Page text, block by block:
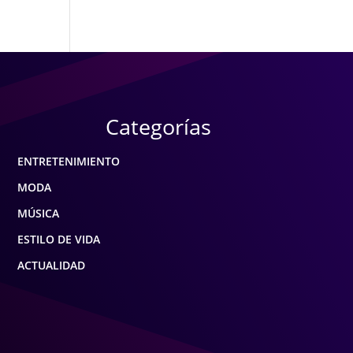
Categorías
ENTRETENIMIENTO
MODA
MÚSICA
ESTILO DE VIDA
ACTUALIDAD